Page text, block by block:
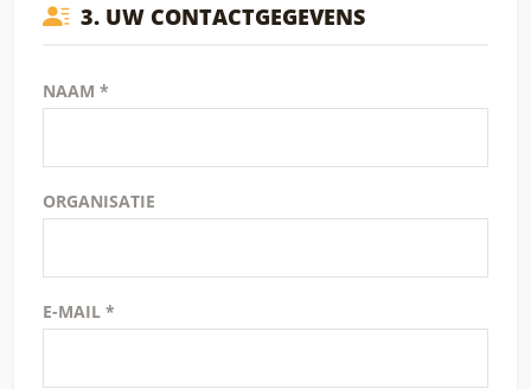
3. UW CONTACTGEGEVENS
NAAM *
ORGANISATIE
E-MAIL *